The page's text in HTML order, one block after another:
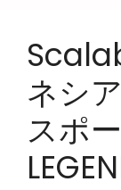
ネシ
スポ